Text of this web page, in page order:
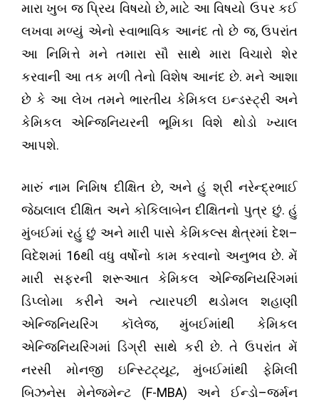
મારા ખુબ જ પ્રિય વિષયો છે,માટે આ વિષયો ઉપર કઈ
લખવા મળ્યું એનો સ્વાભાવિક આનંદ તો છે જ, ઉપરાંત
આ નિમિત્તે મને તમારા સૌ સાથે મારા વિચારો શેર
કરવાની આ તક મળી તેનો વિશેષ આનંદ છે. મને આશા
છે કે આ લેખ તમને ભારતીય કેમિકલ ઇન્ડસ્ટ્રી અને
કેમિકલ એન્જિનિયરની ભૂમિકા વિશે થોડો ખ્યાલ
આપશે.
મારું નામ નિમિષ દીક્ષિત છે, અને હું શ્રી નરેન્દ્રભાઈ
જેઠાલાલ દીક્ષિત અને કોકિલાબેન દીક્ષિતનો પુત્ર છું.હું
મુંબઈમાં રહું છું અને મારી પાસે કેમિકલ્સ ક્ષેત્રમાં દેશ–
વિદેશમાં 16થી વધુ વર્ષોનો કામ કરવાનો અનુભવ છે. મેં
મારી સફરની શરૂઆત કેમિકલ એન્જિનિયરિંગમાં
ડિપ્લોમા કરીને અને ત્યારપછી થડોમલ શહાણી
એન્જિનિયરિંગ કૉલેજ,મુંબઈમાંથી કેમિકલ
એન્જિનિયરિંગમાં ડિગ્રી સાથે કરી છે.તે ઉપરાંત મેં
નરસી મોનજી ઇન્સ્ટિટ્યૂટ, મુંબઈમાંથી ફેમિલી
બિઝનેસ મેનેજમેન્ટ (F-MBA) અને ઈન્ડો–જર્મન